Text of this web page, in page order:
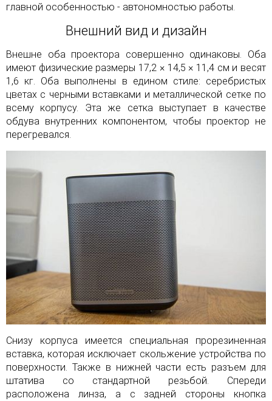
главной особенностью - автономностью работы.
Внешний вид и дизайн
Внешне оба проектора совершенно одинаковы. Оба
имеют физические размеры 17,2 × 14,5 × 11,4 см и весят
1,6 кг. Оба выполнены в едином стиле: серебристых
цветах с черными вставками и металлической сетке по
всему корпусу. Эта же сетка выступает в качестве
обдува внутренних компонентом, чтобы проектор не
перегревался.
Снизу корпуса имеется специальная прорезиненная
вставка, которая исключает скольжение устройства по
поверхности. Также в нижней части есть разъем для
штатива со стандартной резьбой. Спереди
расположена линза, а с задней стороны кнопка